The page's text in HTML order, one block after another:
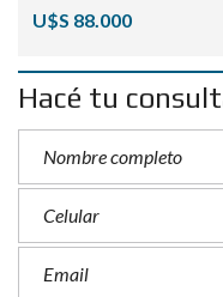
U$S 88.000
Hacé tu